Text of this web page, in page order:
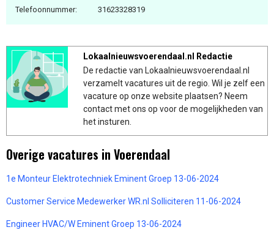
Telefoonnummer: 31623328319
Lokaalnieuwsvoerendaal.nl Redactie
De redactie van Lokaalnieuwsvoerendaal.nl
verzamelt vacatures uit de regio. Wil je zelf een
vacature op onze website plaatsen? Neem
contact met ons op voor de mogelijkheden van
het insturen.
Overige vacatures in Voerendaal
1e Monteur Elektrotechniek Eminent Groep 13-06-2024
Customer Service Medewerker WR.nl Solliciteren 11-06-2024
Engineer HVAC/W Eminent Groep 13-06-2024